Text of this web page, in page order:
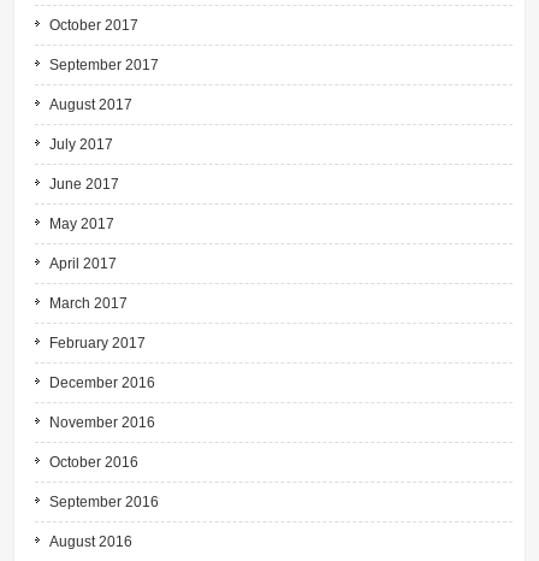
October 2017
September 2017
August 2017
July 2017
June 2017
May 2017
April 2017
March 2017
February 2017
December 2016
November 2016
October 2016
September 2016
August 2016